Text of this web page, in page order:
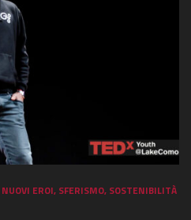
NUOVI EROI, SFERISMO, SOSTENIBILITÀ